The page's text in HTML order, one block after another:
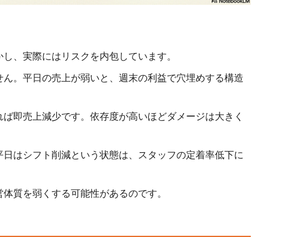
、実際にはリスクを内包しています。
。平日の売上が弱いと、週末の利益で穴埋めする構造
即売上減少です。依存度が高いほどダメージは大きく
はシフト削減という状態は、スタッフの定着率低下に
質を弱くする可能性があるのです。